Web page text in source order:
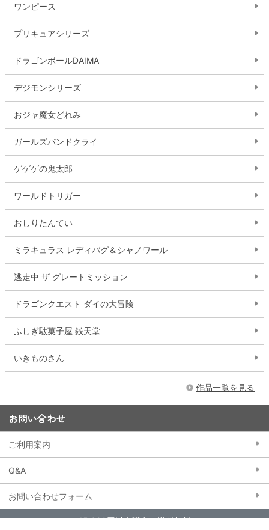
ワンピース
プリキュアシリーズ
ドラゴンボールDAIMA
デジモンシリーズ
おジャ魔女どれみ
ガールズバンドクライ
ゲゲゲの鬼太郎
ワールドトリガー
おしりたんてい
ミラキュラス レディバグ＆シャノワール
逃走中 ザ グレートミッション
ドラゴンクエスト ダイの大冒険
ふしぎ駄菓子屋 銭天堂
いきものさん
作品一覧を見る
お問い合わせ
ご利用案内
Q&A
お問い合わせフォーム
15,000円以上購入で送料無料